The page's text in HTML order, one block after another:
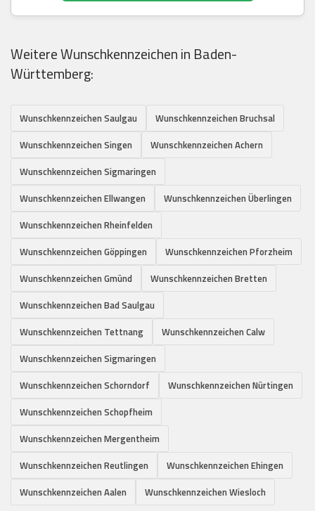
Weitere Wunschkennzeichen in Baden-
Württemberg:
Wunschkennzeichen Saulgau
Wunschkennzeichen Bruchsal
Wunschkennzeichen Singen
Wunschkennzeichen Achern
Wunschkennzeichen Sigmaringen
Wunschkennzeichen Ellwangen
Wunschkennzeichen Überlingen
Wunschkennzeichen Rheinfelden
Wunschkennzeichen Göppingen
Wunschkennzeichen Pforzheim
Wunschkennzeichen Gmünd
Wunschkennzeichen Bretten
Wunschkennzeichen Bad Saulgau
Wunschkennzeichen Tettnang
Wunschkennzeichen Calw
Wunschkennzeichen Sigmaringen
Wunschkennzeichen Schorndorf
Wunschkennzeichen Nürtingen
Wunschkennzeichen Schopfheim
Wunschkennzeichen Mergentheim
Wunschkennzeichen Reutlingen
Wunschkennzeichen Ehingen
Wunschkennzeichen Aalen
Wunschkennzeichen Wiesloch